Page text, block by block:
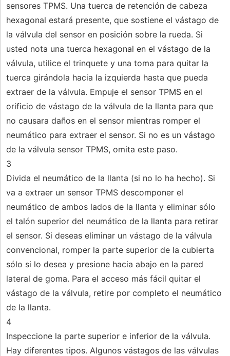
sensores TPMS. Una tuerca de retención de cabeza
hexagonal estará presente, que sostiene el vástago de
la válvula del sensor en posición sobre la rueda. Si
usted nota una tuerca hexagonal en el vástago de la
válvula, utilice el trinquete y una toma para quitar la
tuerca girándola hacia la izquierda hasta que pueda
extraer de la válvula. Empuje el sensor TPMS en el
orificio de vástago de la válvula de la llanta para que
no causara daños en el sensor mientras romper el
neumático para extraer el sensor. Si no es un vástago
de la válvula sensor TPMS, omita este paso.
3
Divida el neumático de la llanta (si no lo ha hecho). Si
va a extraer un sensor TPMS descomponer el
neumático de ambos lados de la llanta y eliminar sólo
el talón superior del neumático de la llanta para retirar
el sensor. Si deseas eliminar un vástago de la válvula
convencional, romper la parte superior de la cubierta
sólo si lo desea y presione hacia abajo en la pared
lateral de goma. Para el acceso más fácil quitar el
vástago de la válvula, retire por completo el neumático
de la llanta.
4
Inspeccione la parte superior e inferior de la válvula.
Hay diferentes tipos. Algunos vástagos de las válvulas